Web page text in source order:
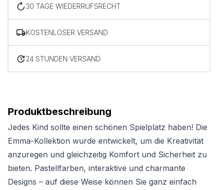
Produktbeschreibung
Jedes Kind sollte einen schönen Spielplatz haben! Die
Emma-Kollektion wurde entwickelt, um die Kreativität
anzuregen und gleichzeitig Komfort und Sicherheit zu
bieten. Pastellfarben, interaktive und charmante
Designs – auf diese Weise können Sie ganz einfach
30 TAGE WIEDERRUFSRECHT
KOSTENLOSER VERSAND
24 STUNDEN VERSAND
Meine Einstellungen speichern
Alle akzeptieren